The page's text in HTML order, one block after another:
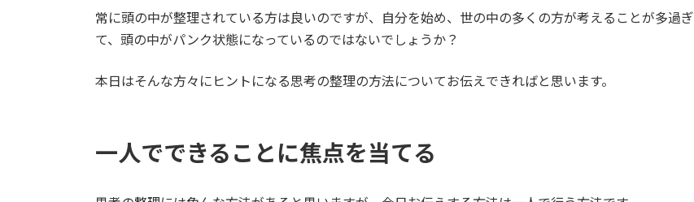
常に頭の中が整理されている方は良いのですが、自分を始め、世の中の多くの方が考えることが多過ぎ
て、頭の中がパンク状態になっているのではないでしょうか？
本日はそんな方々にヒントになる思考の整理の方法についてお伝えできればと思います。
一人でできることに焦点を当てる